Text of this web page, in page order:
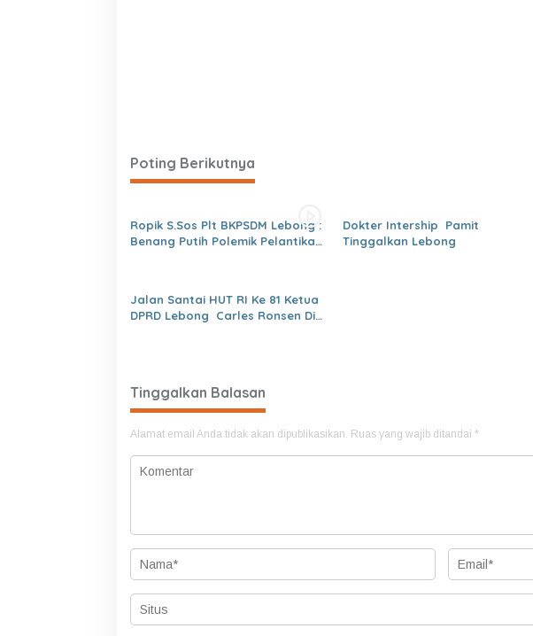
Poting Berikutnya
Ropik S.Sos Plt BKPSDM Lebong :
Benang Putih Polemik Pelantikan
Dokter Intership Pamit
Tinggalkan Lebong
Jalan Santai HUT RI Ke 81 Ketua
DPRD Lebong Carles Ronsen Di
Tinggalkan Balasan
Alamat email Anda tidak akan dipublikasikan. Ruas yang wajib ditandai *